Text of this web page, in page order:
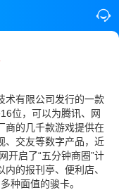
术有限公司发行的一款
位，可以为腾讯、网
商的几千款游戏提供在
、交友等数字产品，近
开启了“五分钟商圈”计
的报刊亭、便利店、
种面值的骏卡。